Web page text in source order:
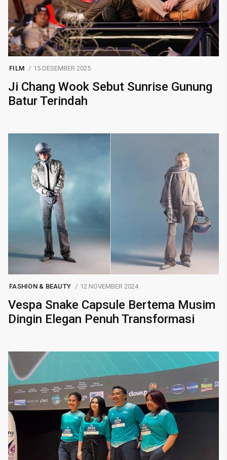
FILM 15 DESEMBER 2025
Ji Chang Wook Sebut Sunrise Gunung
Batur Terindah
FASHION & BEAUTY 12 NOVEMBER 2024
Vespa Snake Capsule Bertema Musim
Dingin Elegan Penuh Transformasi